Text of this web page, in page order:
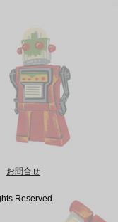
お問合せ
Reserved.